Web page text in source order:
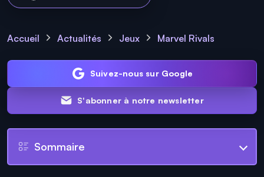
Accueil Actualités Jeux Marvel Rivals
Suivez-nous sur Google
S'abonner à notre newsletter
Sommaire